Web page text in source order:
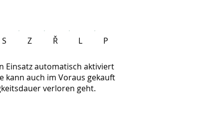
S Z Ř L P
Einsatz automatisch aktiviert
kann auch im Voraus gekauft
verloren geht.